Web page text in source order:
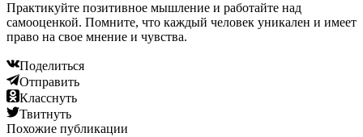
Практикуйте позитивное мышление и работайте над
самооценкой. Помните, что каждый человек уникален и имеет
право на свое мнение и чувства.
Поделиться
Отправить
Класснуть
Твитнуть
Похожие публикации